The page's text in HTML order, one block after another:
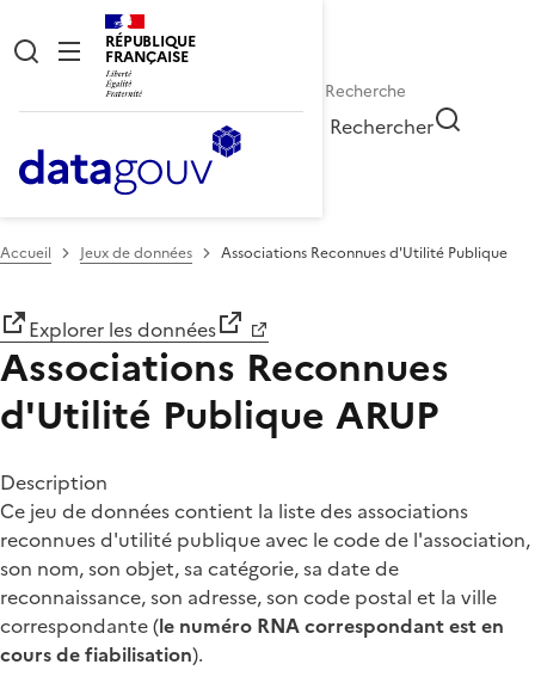
RÉPUBLIQUE
FRANÇAISE
Rechercher
Accueil Jeux de données Associations Reconnues d'Utilité Publique
Explorer les données
Associations Reconnues
d'Utilité Publique ARUP
Description
Ce jeu de données contient la liste des associations
reconnues d'utilité publique avec le code de l'association,
son nom, son objet, sa catégorie, sa date de
reconnaissance, son adresse, son code postal et la ville
correspondante (le numéro RNA correspondant est en
cours de fiabilisation).